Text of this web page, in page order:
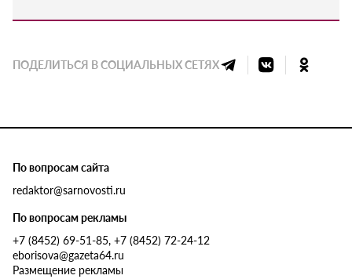
ПОДЕЛИТЬСЯ В СОЦИАЛЬНЫХ СЕТЯХ
По вопросам сайта
redaktor@sarnovosti.ru
По вопросам рекламы
+7 (8452) 69-51-85, +7 (8452) 72-24-12
eborisova@gazeta64.ru
Размещение рекламы